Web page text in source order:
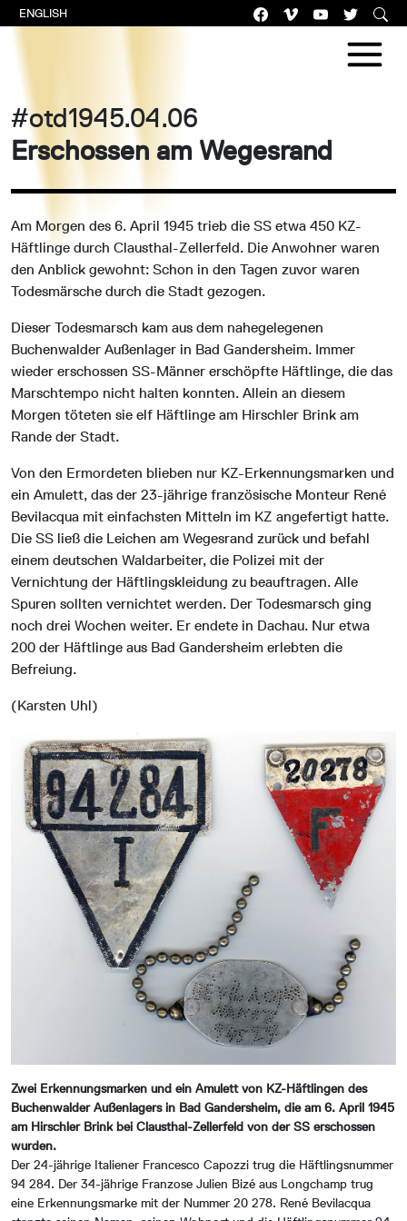
ENGLISH
#otd1945.04.06
Erschossen am Wegesrand
Am Morgen des 6. April 1945 trieb die SS etwa 450 KZ-
Häftlinge durch Clausthal-Zellerfeld. Die Anwohner waren
den Anblick gewohnt: Schon in den Tagen zuvor waren
Todesmärsche durch die Stadt gezogen.
Dieser Todesmarsch kam aus dem nahegelegenen
Buchenwalder Außenlager in Bad Gandersheim. Immer
wieder erschossen SS-Männer erschöpfte Häftlinge, die das
Marschtempo nicht halten konnten. Allein an diesem
Morgen töteten sie elf Häftlinge am Hirschler Brink am
Rande der Stadt.
Von den Ermordeten blieben nur KZ-Erkennungsmarken und
ein Amulett, das der 23-jährige französische Monteur René
Bevilacqua mit einfachsten Mitteln im KZ angefertigt hatte.
Die SS ließ die Leichen am Wegesrand zurück und befahl
einem deutschen Waldarbeiter, die Polizei mit der
Vernichtung der Häftlingskleidung zu beauftragen. Alle
Spuren sollten vernichtet werden. Der Todesmarsch ging
noch drei Wochen weiter. Er endete in Dachau. Nur etwa
200 der Häftlinge aus Bad Gandersheim erlebten die
Befreiung.
(Karsten Uhl)
Zwei Erkennungsmarken und ein Amulett von KZ-Häftlingen des
Buchenwalder Außenlagers in Bad Gandersheim, die am 6. April 1945
am Hirschler Brink bei Clausthal-Zellerfeld von der SS erschossen
wurden.
Der 24-jährige Italiener Francesco Capozzi trug die Häftlingsnummer
94 284. Der 34-jährige Franzose Julien Bizé aus Longchamp trug
eine Erkennungsmarke mit der Nummer 20 278. René Bevilacqua